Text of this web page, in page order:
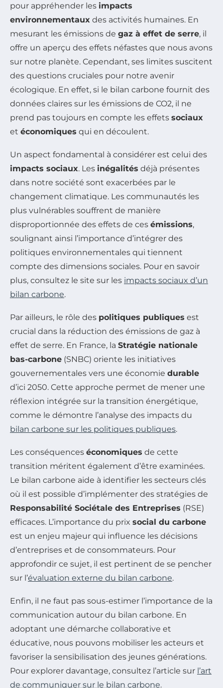
pour appréhender les impacts
environnementaux des activités humaines. En
mesurant les émissions de gaz à effet de serre, il
offre un aperçu des effets néfastes que nous avons
sur notre planète. Cependant, ses limites suscitent
des questions cruciales pour notre avenir
écologique. En effet, si le bilan carbone fournit des
données claires sur les émissions de CO2, il ne
prend pas toujours en compte les effets sociaux
et économiques qui en découlent.
Un aspect fondamental à considérer est celui des
impacts sociaux. Les inégalités déjà présentes
dans notre société sont exacerbées par le
changement climatique. Les communautés les
plus vulnérables souffrent de manière
disproportionnée des effets de ces émissions,
soulignant ainsi l’importance d’intégrer des
politiques environnementales qui tiennent
compte des dimensions sociales. Pour en savoir
plus, consultez le site sur les impacts sociaux d’un
bilan carbone.
Par ailleurs, le rôle des politiques publiques est
crucial dans la réduction des émissions de gaz à
effet de serre. En France, la Stratégie nationale
bas-carbone (SNBC) oriente les initiatives
gouvernementales vers une économie durable
d’ici 2050. Cette approche permet de mener une
réflexion intégrée sur la transition énergétique,
comme le démontre l’analyse des impacts du
bilan carbone sur les politiques publiques.
Les conséquences économiques de cette
transition méritent également d’être examinées.
Le bilan carbone aide à identifier les secteurs clés
où il est possible d’implémenter des stratégies de
Responsabilité Sociétale des Entreprises (RSE)
efficaces. L’importance du prix social du carbone
est un enjeu majeur qui influence les décisions
d’entreprises et de consommateurs. Pour
approfondir ce sujet, il est pertinent de se pencher
sur l’évaluation externe du bilan carbone.
Enfin, il ne faut pas sous-estimer l’importance de la
communication autour du bilan carbone. En
adoptant une démarche collaborative et
éducative, nous pouvons mobiliser les acteurs et
favoriser la sensibilisation des jeunes générations.
Pour explorer davantage, consultez l’article sur l’art
de communiquer sur le bilan carbone.